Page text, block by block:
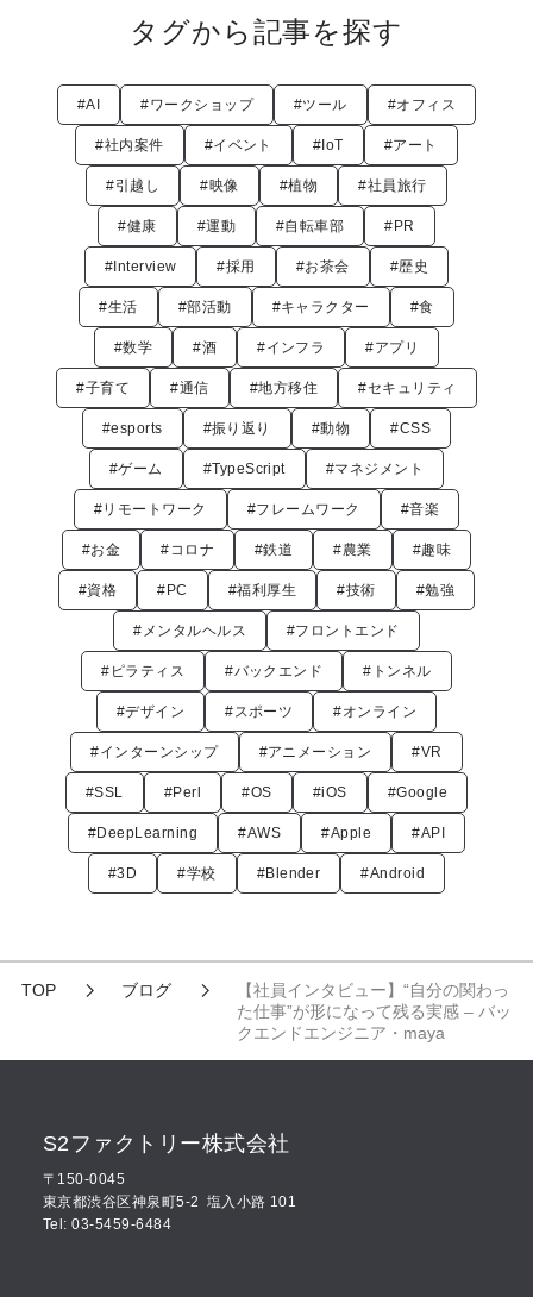
タグから記事を探す
#AI #ワークショップ #ツール #オフィス
#社内案件 #イベント #IoT #アート
#引越し #映像 #植物 #社員旅行
#健康 #運動 #自転車部 #PR
#Interview #採用 #お茶会 #歴史
#生活 #部活動 #キャラクター #食
#数学 #酒 #インフラ #アプリ
#子育て #通信 #地方移住 #セキュリティ
#esports #振り返り #動物 #CSS
#ゲーム #TypeScript #マネジメント
#リモートワーク #フレームワーク #音楽
#お金 #コロナ #鉄道 #農業 #趣味
#資格 #PC #福利厚生 #技術 #勉強
#メンタルヘルス #フロントエンド
#ピラティス #バックエンド #トンネル
#デザイン #スポーツ #オンライン
#インターンシップ #アニメーション #VR
#SSL #Perl #OS #iOS #Google
#DeepLearning #AWS #Apple #API
#3D #学校 #Blender #Android
TOP ブログ
【社員インタビュー】“自分の関わっ
た仕事”が形になって残る実感 – バッ
クエンドエンジニア・maya
S2ファクトリー株式会社
〒150-0045
東京都渋谷区神泉町5-2 塩入小路 101
Tel: 03-5459-6484